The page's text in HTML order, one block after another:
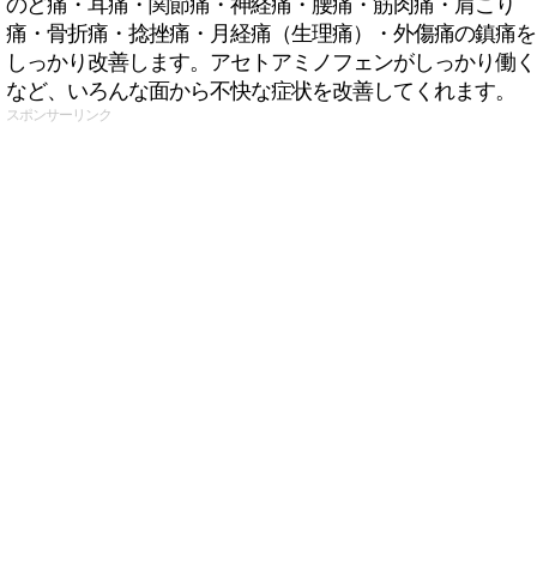
のど痛・耳痛・関節痛・神経痛・腰痛・筋肉痛・肩こり
痛・骨折痛・捻挫痛・月経痛（生理痛）・外傷痛の鎮痛を
しっかり改善します。アセトアミノフェンがしっかり働く
など、いろんな面から不快な症状を改善してくれます。
スポンサーリンク